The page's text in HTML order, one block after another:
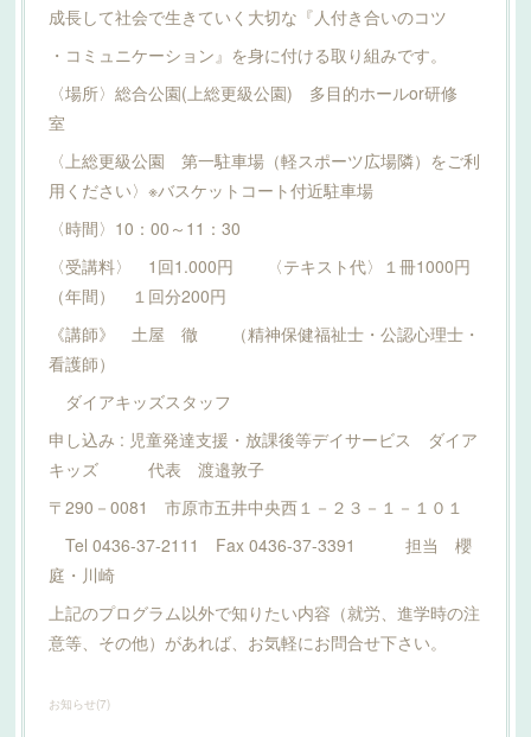
成長して社会で生きていく大切な『人付き合いのコツ
・コミュニケーション』を身に付ける取り組みです。
〈場所〉総合公園(上総更級公園) 多目的ホールor研修
室
〈上総更級公園 第一駐車場（軽スポーツ広場隣）をご利
用ください〉※バスケットコート付近駐車場
〈時間〉10：00～11：30
〈受講料〉 1回1.000円 〈テキスト代〉１冊1000円
（年間） １回分200円
《講師》 土屋 徹 （精神保健福祉士・公認心理士・
看護師）
ダイアキッズスタッフ
申し込み : 児童発達支援・放課後等デイサービス ダイア
キッズ 代表 渡邉敦子
〒290－0081 市原市五井中央西１－２３－１－１０１
Tel 0436-37-2111 Fax 0436-37-3391 担当 櫻
庭・川崎
上記のプログラム以外で知りたい内容（就労、進学時の注
意等、その他）があれば、お気軽にお問合せ下さい。
お知らせ(7)